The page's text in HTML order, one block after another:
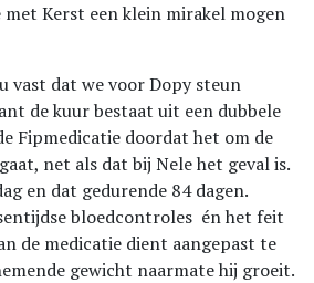
Kerst een klein mirakel mogen
vast dat we voor Dopy steun
de kuur bestaat uit een dubbele
Fipmedicatie doordat het om de
net als dat bij Nele het geval is.
en dat gedurende 84 dagen.
bloedcontroles én het feit
de medicatie dient aangepast te
gewicht naarmate hij groeit.